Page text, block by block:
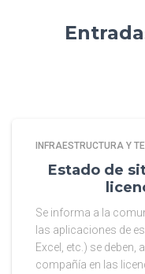
INFRAESTRUCTURA Y
Estado de
Se informa a la
las aplicaciones de
Excel, etc.) se
compañía en las